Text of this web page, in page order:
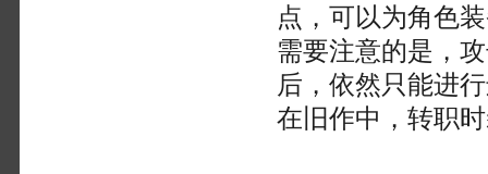
点，可以为角色
需要注意的是，
后，依然只能进
在旧作中，转职